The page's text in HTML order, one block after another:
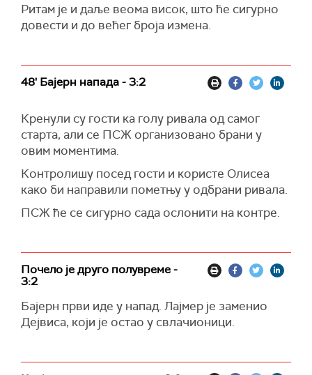
Ритам је и даље веома висок, што ће сигурно
довести и до већег броја измена.
48' Бајерн напада - 3:2
Кренули су гости ка голу ривала од самог
старта, али се ПСЖ организовано брани у
овим моментима.
Контролишу посед гости и користе Олисеа
како би направили пометњу у одбрани ривала.
ПСЖ ће се сигурно сада ослонити на контре.
Почело је друго полувреме -
3:2
Бајерн први иде у напад. Лајмер је заменио
Дејвиса, који је остао у свлачионици.